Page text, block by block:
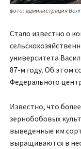
фото: администрация
Стало известно о
университета
87-м году. Об этом
Федерального
Известно, что
зернобобовых
выведенные им
выращиваются в